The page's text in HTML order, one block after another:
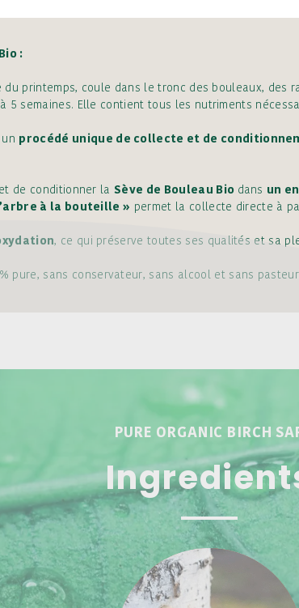
:
printemps, coule dans le tronc des bouleaux, des
semaines. Elle contient tous les nutriments
procédé unique de collecte et de
de conditionner laSève de Bouleau Bio dans un
à la bouteille » permet la collecte directe à
, ce qui préserve toutes ses qualités et sa
pure, sans conservateur, sans alcool et sans
PURE ORGANIC BIRCH